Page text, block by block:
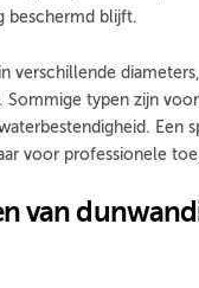
beschermd blijft.
verschillende
Sommige typen zijn
Een
voor professionele
van